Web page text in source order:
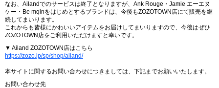
なお、Ailandでのサービスは終了となりますが、Ank Rouge・Jamie エーエヌ
ケー・Be mqinをはじめとするブランドは、今後もZOZOTOWN店にて販売を継
続してまいります。
これからも皆様にかわいいアイテムをお届けしてまいりますので、今後はぜひ
ZOZOTOWN店をご利用いただけますと幸いです。
▼ Ailand ZOZOTOWN店はこちら
https://zozo.jp/sp/shop/ailand/
本サイトに関するお問い合わせにつきましては、下記までお願いいたします。
お問い合わせ先